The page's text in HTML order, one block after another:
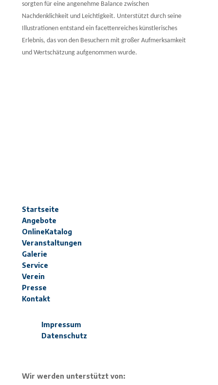
sorgten für eine angenehme Balance zwischen
Nachdenklichkeit und Leichtigkeit. Unterstützt durch seine
Illustrationen entstand ein facettenreiches künstlerisches
Erlebnis, das von den Besuchern mit großer Aufmerksamkeit
und Wertschätzung aufgenommen wurde.
Startseite
Angebote
OnlineKatalog
Veranstaltungen
Galerie
Service
Verein
Presse
Kontakt
Impressum
Datenschutz
Wir werden unterstützt von: